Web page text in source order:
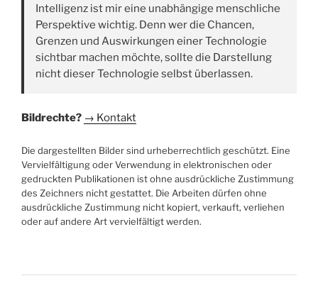
Intelligenz ist mir eine unabhängige menschliche
Perspektive wichtig. Denn wer die Chancen,
Grenzen und Auswirkungen einer Technologie
sichtbar machen möchte, sollte die Darstellung
nicht dieser Technologie selbst überlassen.
Bildrechte? → Kontakt
Die dargestellten Bilder sind urheberrechtlich geschützt. Eine
Vervielfältigung oder Verwendung in elektronischen oder
gedruckten Publikationen ist ohne ausdrückliche Zustimmung
des Zeichners nicht gestattet. Die Arbeiten dürfen ohne
ausdrückliche Zustimmung nicht kopiert, verkauft, verliehen
oder auf andere Art vervielfältigt werden.